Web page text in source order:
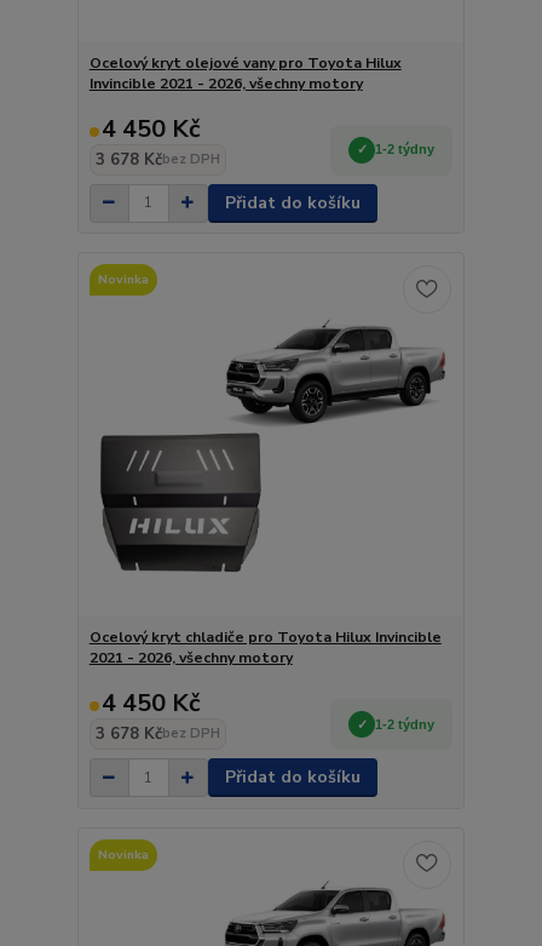
Ocelový kryt olejové vany pro Toyota Hilux
Invincible 2021 - 2026, všechny motory
4 450 Kč
3 678 Kčbez DPH
1-2 týdny
Přidat do košíku
Novinka
Ocelový kryt chladiče pro Toyota Hilux Invincible
2021 - 2026, všechny motory
4 450 Kč
3 678 Kčbez DPH
1-2 týdny
Přidat do košíku
Novinka